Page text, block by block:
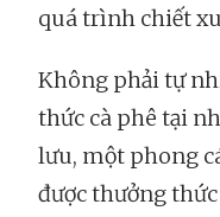
quá trình chiết
Không phải tự
thức cà phê tại
lưu, một phong
được thưởng